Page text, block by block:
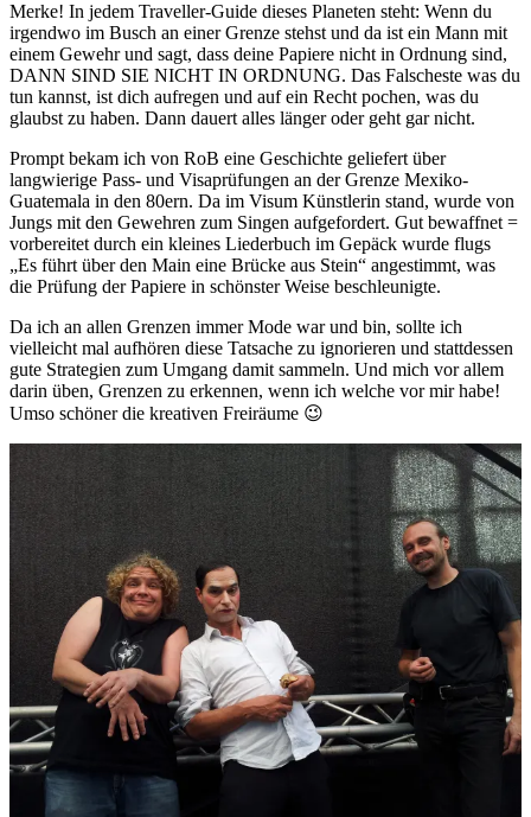
Merke! In jedem Traveller-Guide dieses Planeten steht: Wenn du
irgendwo im Busch an einer Grenze stehst und da ist ein Mann mit
einem Gewehr und sagt, dass deine Papiere nicht in Ordnung sind,
DANN SIND SIE NICHT IN ORDNUNG. Das Falscheste was du
tun kannst, ist dich aufregen und auf ein Recht pochen, was du
glaubst zu haben. Dann dauert alles länger oder geht gar nicht.
Prompt bekam ich von RoB eine Geschichte geliefert über
langwierige Pass- und Visaprüfungen an der Grenze Mexiko-
Guatemala in den 80ern. Da im Visum Künstlerin stand, wurde von
Jungs mit den Gewehren zum Singen aufgefordert. Gut bewaffnet =
vorbereitet durch ein kleines Liederbuch im Gepäck wurde flugs
„Es führt über den Main eine Brücke aus Stein“ angestimmt, was
die Prüfung der Papiere in schönster Weise beschleunigte.
Da ich an allen Grenzen immer Mode war und bin, sollte ich
vielleicht mal aufhören diese Tatsache zu ignorieren und stattdessen
gute Strategien zum Umgang damit sammeln. Und mich vor allem
darin üben, Grenzen zu erkennen, wenn ich welche vor mir habe!
Umso schöner die kreativen Freiräume 😉